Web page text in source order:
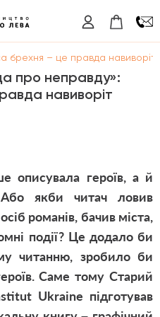
брехня – це правда навиворіт
про неправду»:
навиворіт
героїв, а й
Або якби читач ловив
романів, бачив міста,
події? Це додало би
читанню, зробило би
Саме тому Старий
Ukraine підготував